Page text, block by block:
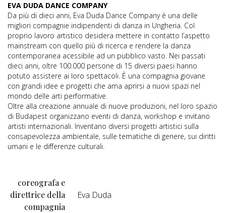
EVA DUDA DANCE COMPANY
Da più di dieci anni, Eva Duda Dance Company è una delle
migliori compagnie indipendenti di danza in Ungheria. Col
proprio lavoro artistico desidera mettere in contatto l’aspetto
mainstream con quello più di ricerca e rendere la danza
contemporanea acessibile ad un pubblico vasto. Nei passati
dieci anni, oltre 100.000 persone di 15 diversi paesi hanno
potuto assistere ai loro spettacoli. È una compagnia giovane
con grandi idee e progetti che ama aprirsi a nuovi spazi nel
mondo delle arti performative.
Oltre alla creazione annuale di nuove produzioni, nel loro spazio
di Budapest organizzano eventi di danza, workshop e invitano
artisti internazionali. Inventano diversi progetti artistici sulla
consapevolezza ambientale, sulle tematiche di genere, sui diritti
umani e le differenze culturali.
coreografa e
direttrice della
compagnia
Eva Duda